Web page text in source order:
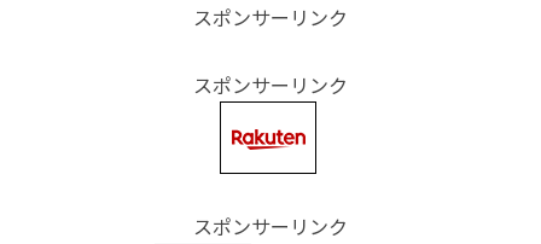
スポンサーリンク
スポンサーリンク
スポンサーリンク